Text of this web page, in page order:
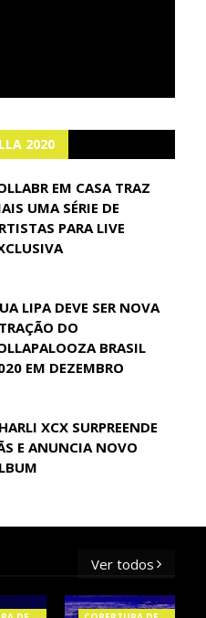
2020
EM CASA TRAZ
UMA SÉRIE DE
PARA LIVE
LIPA DEVE SER NOVA
DO
BRASIL
EM DEZEMBRO
XCX SURPREENDE
E ANUNCIA NOVO
Ver todos